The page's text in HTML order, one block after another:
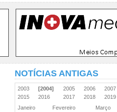
NOTÍCIAS ANTIGAS
2003 [2004] 2005 2006
2015
2016 2017 2018
Janeiro
Fevereiro
Março